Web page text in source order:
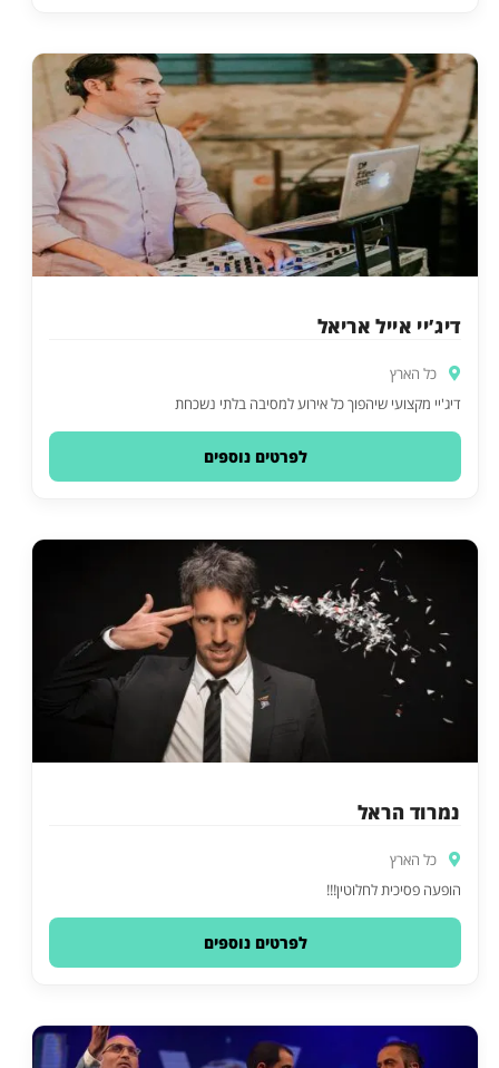
דיג’יי אייל אריאל
כל הארץ
דיג'יי מקצועי שיהפוך כל אירוע למסיבה בלתי נשכחת
לפרטים נוספים
נמרוד הראל
כל הארץ
הופעה פסיכית לחלוטין!!!
לפרטים נוספים